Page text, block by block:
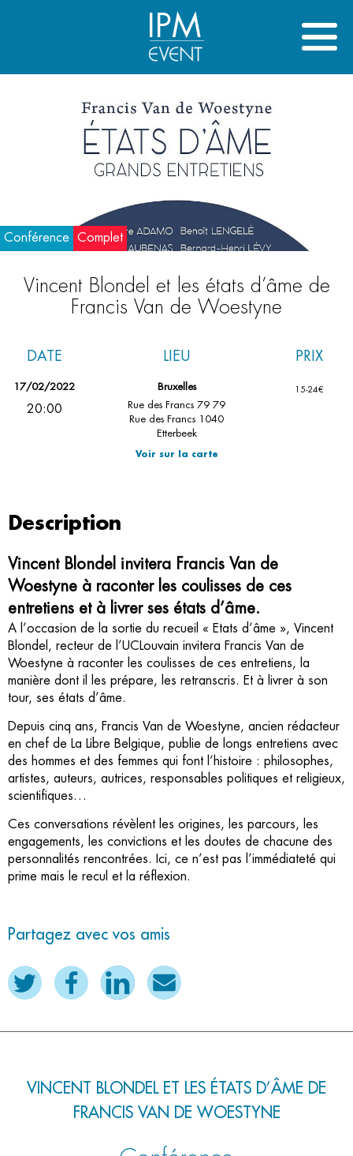
IPM
Conférence Complet
Vincent Blondel et les états d’âme de
Francis Van de Woestyne
DATE
17/02/2022
20:00
LIEU
Bruxelles
Rue des Francs 79 79
Rue des Francs 1040
Etterbeek
Voir sur la carte
PRIX
15-24€
Description
Vincent Blondel invitera Francis Van de
Woestyne à raconter les coulisses de ces
entretiens et à livrer ses états d’âme.
A l’occasion de la sortie du recueil « Etats d’âme », Vincent
Blondel, recteur de l’UCLouvain invitera Francis Van de
Woestyne à raconter les coulisses de ces entretiens, la
manière dont il les prépare, les retranscris. Et à livrer à son
tour, ses états d’âme.
Depuis cinq ans, Francis Van de Woestyne, ancien rédacteur
en chef de La Libre Belgique, publie de longs entretiens avec
des hommes et des femmes qui font l’histoire : philosophes,
artistes, auteurs, autrices, responsables politiques et religieux,
scientifiques…
Ces conversations révèlent les origines, les parcours, les
engagements, les convictions et les doutes de chacune des
personnalités rencontrées. Ici, ce n’est pas l’immédiateté qui
prime mais le recul et la réflexion.
Partagez avec vos amis
VINCENT BLONDEL ET LES ÉTATS D’ÂME DE
FRANCIS VAN DE WOESTYNE